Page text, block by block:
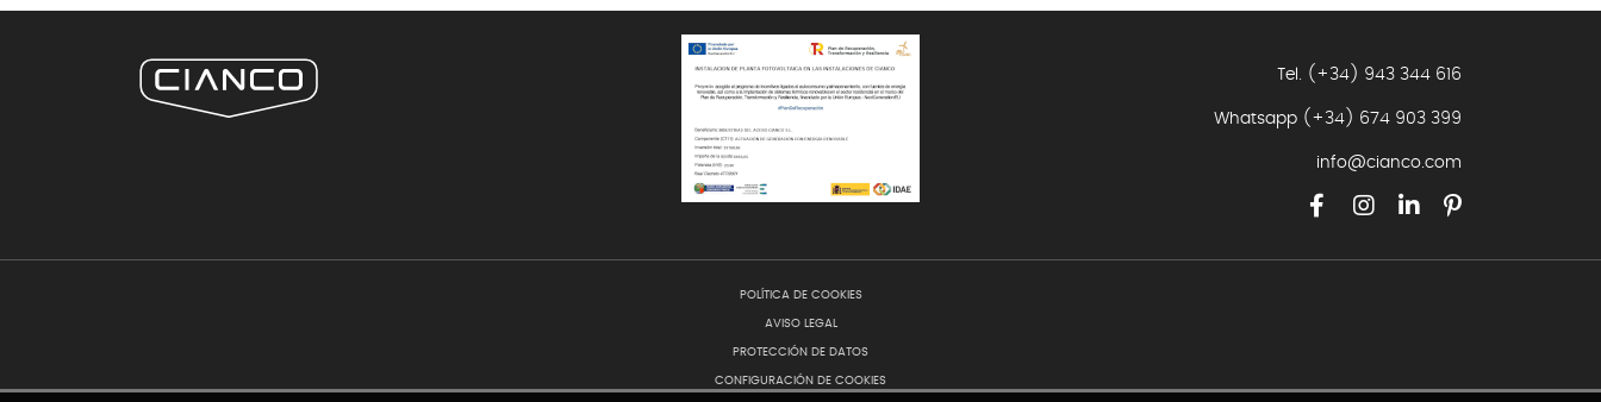
Tel. (+34) 943 344 616
Whatsapp (+34) 674 903 399
info@cianco.com
POLÍTICA DE COOKIES
AVISO LEGAL
PROTECCIÓN DE DATOS
CONFIGURACIÓN DE COOKIES